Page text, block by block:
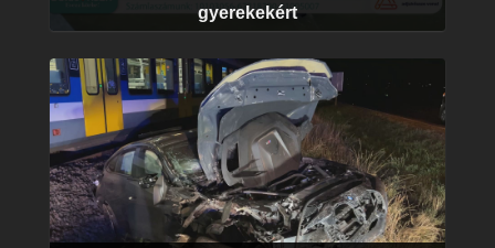
gyerekekért